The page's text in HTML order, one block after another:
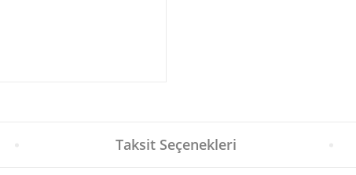
Taksit Seçenekleri